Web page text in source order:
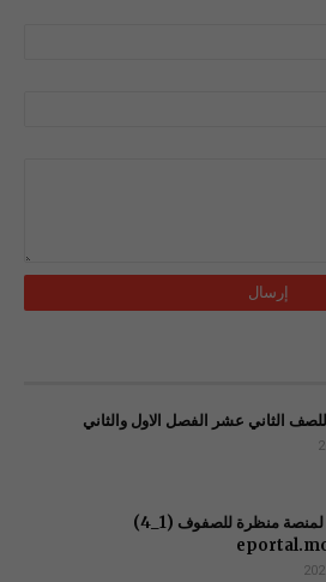
الثاني عشر الفصل الاول والثاني
رابط الدخول لمنصة منظرة للصفوف (1_4)